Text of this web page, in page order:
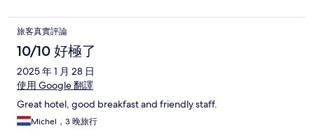
旅客真實評論
10/10 好極了
2025 年 1 月 28 日
使用 Google 翻譯
Great hotel, good breakfast and friendly staff.
Michel，3 晚旅行